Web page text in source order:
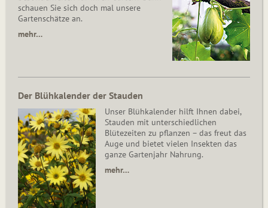
schauen Sie sich doch mal unsere
Gartenschätze an.
mehr…
Der Blühkalender der Stauden
Unser Blühkalender hilft Ihnen dabei,
Stauden mit unterschiedlichen
Blütezeiten zu pflanzen – das freut das
Auge und bietet vielen Insekten das
ganze Gartenjahr Nahrung.
mehr…